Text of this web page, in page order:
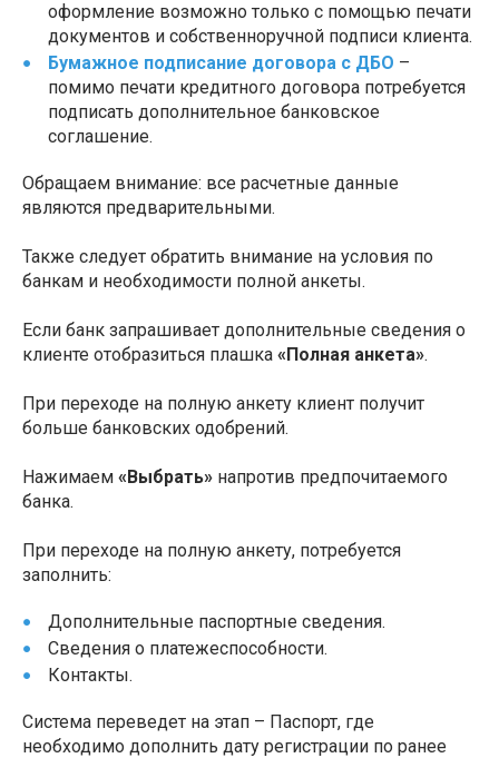
оформление возможно только с помощью печати
документов и собственноручной подписи клиента.
Бумажное подписание договора с ДБО –
помимо печати кредитного договора потребуется
подписать дополнительное банковское
соглашение.
Обращаем внимание: все расчетные данные
являются предварительными.
Также следует обратить внимание на условия по
банкам и необходимости полной анкеты.
Если банк запрашивает дополнительные сведения о
клиенте отобразиться плашка «Полная анкета».
При переходе на полную анкету клиент получит
больше банковских одобрений.
Нажимаем «Выбрать» напротив предпочитаемого
банка.
При переходе на полную анкету, потребуется
заполнить:
Дополнительные паспортные сведения.
Сведения о платежеспособности.
Контакты.
Система переведет на этап – Паспорт, где
необходимо дополнить дату регистрации по ранее